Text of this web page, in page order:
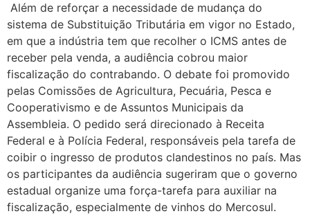
Além de reforçar a necessidade de mudança do
sistema de Substituição Tributária em vigor no Estado,
em que a indústria tem que recolher o ICMS antes de
receber pela venda, a audiência cobrou maior
fiscalização do contrabando. O debate foi promovido
pelas Comissões de Agricultura, Pecuária, Pesca e
Cooperativismo e de Assuntos Municipais da
Assembleia. O pedido será direcionado à Receita
Federal e à Polícia Federal, responsáveis pela tarefa de
coibir o ingresso de produtos clandestinos no país. Mas
os participantes da audiência sugeriram que o governo
estadual organize uma força-tarefa para auxiliar na
fiscalização, especialmente de vinhos do Mercosul.